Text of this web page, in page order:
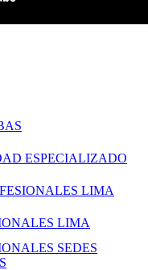
ESPECIALIZADO
LIMA
LIMA
SEDES